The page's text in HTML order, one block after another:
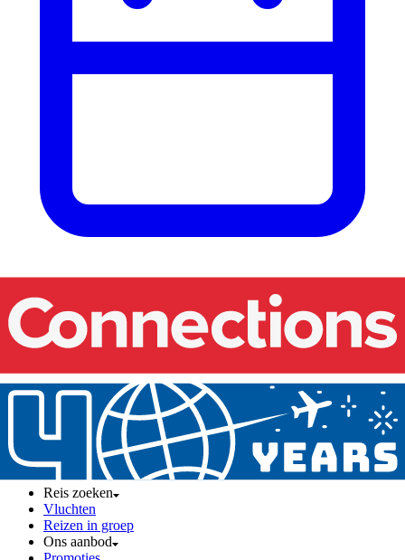
Onze events
Reis zoeken
Vluchten
Reizen in groep
Ons aanbod